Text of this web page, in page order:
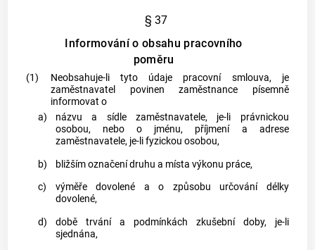
§ 37
Informování o obsahu pracovního
poměru
(1)
Neobsahuje-li tyto údaje pracovní smlouva, je
zaměstnavatel
povinenzaměstnance písemně
informovat o
a)
názvu a sídle zaměstnavatele, je-li právnickou
osobou, nebo o jménu, příjmení a adrese
zaměstnavatele, je-li fyzickou osobou,
b)
bližším označení druhu a místa výkonu práce,
c)
výměře dovolené a o způsobu určování délky
dovolené,
d)
době trvání a podmínkách zkušební doby, je-li
sjednána,